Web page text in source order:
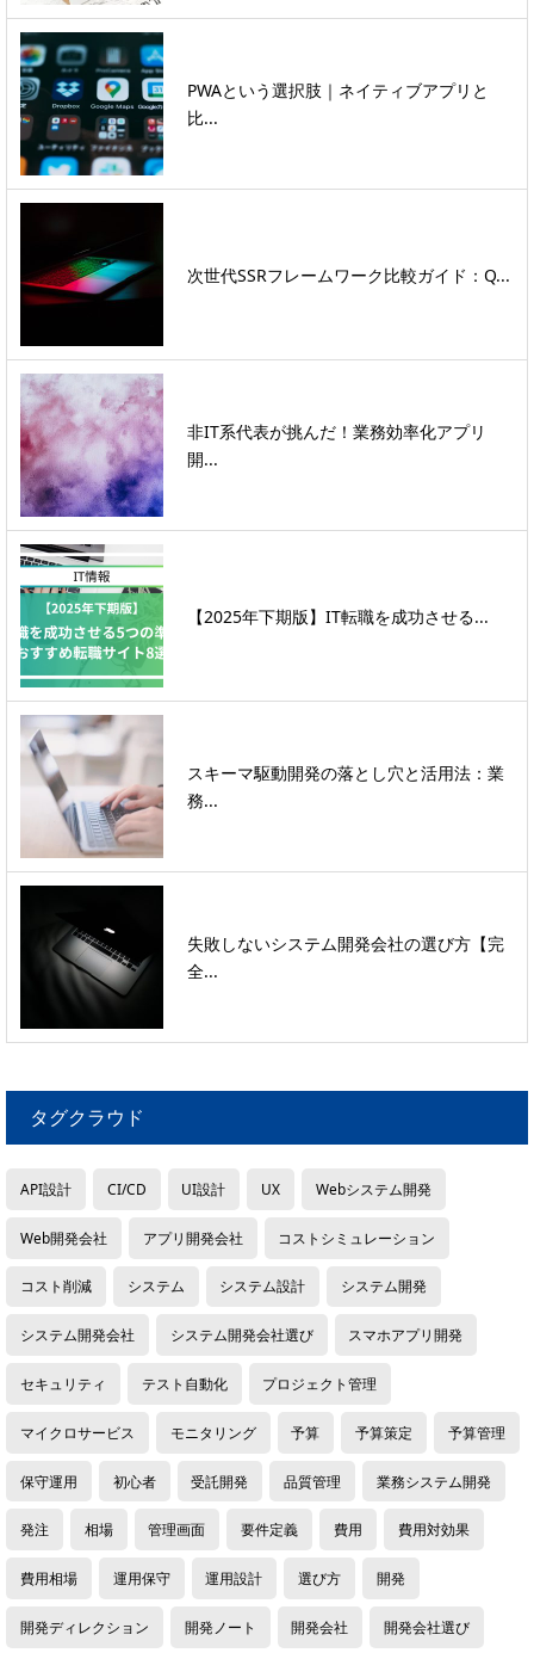
PWAという選択肢｜ネイティブアプリと
比...
次世代SSRフレームワーク比較ガイド：Q...
非IT系代表が挑んだ！業務効率化アプリ
開...
【2025年下期版】IT転職を成功させる...
スキーマ駆動開発の落とし穴と活用法：業
務...
失敗しないシステム開発会社の選び方【完
全...
タグクラウド
API設計 CI/CD UI設計 UX Webシステム開発
Web開発会社 アプリ開発会社 コストシミュレーション
コスト削減 システム システム設計 システム開発
システム開発会社 システム開発会社選び スマホアプリ開発
セキュリティ テスト自動化 プロジェクト管理
マイクロサービス モニタリング 予算 予算策定 予算管理
保守運用 初心者 受託開発 品質管理 業務システム開発
発注 相場 管理画面 要件定義 費用 費用対効果
費用相場 運用保守 運用設計 選び方 開発
開発ディレクション 開発ノート 開発会社 開発会社選び